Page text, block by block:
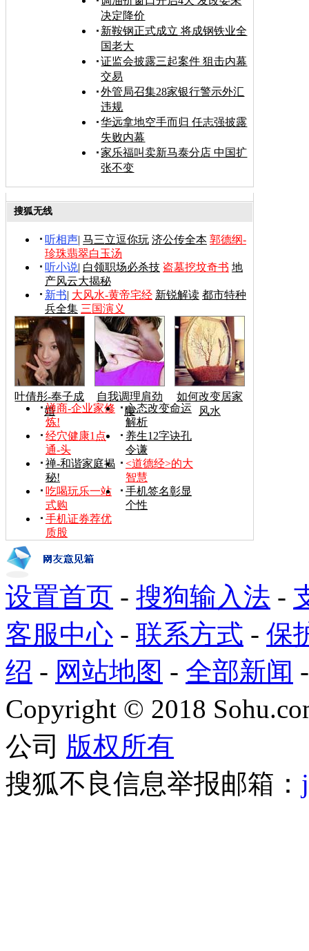
决定降价
新鞍钢正式成立 将成钢铁业全
国老大
证监会披露三起案件 狙击内幕
交易
外管局召集28家银行警示外汇
违规
华远拿地空手而归 任志强披露
失败内幕
家乐福叫卖新马泰分店 中国扩
张不变
搜狐无线
听相声| 马三立逗你玩 济公传全本 郭德纲-
珍珠翡翠白玉汤
听小说| 白领职场必杀技 盗墓挖坟奇书 地
产风云大揭秘
新书| 大风水-黄帝宅经 新锐解读 都市特种
兵全集 三国演义
叶倩彤-奉子成
婚
自我调理肩劲
腰
如何改变居家
风水
禅商-企业家修
炼!
心态改变命运
解析
经穴健康1点
通-头
养生12字诀孔
令谦
禅-和谐家庭揭
秘!
<道德经>的大
智慧
吃喝玩乐一站
式购
手机签名彰显
个性
手机证券荐优
质股
设置首页 - 搜狗输入法 -
客服中心 - 联系方式 - 保
绍 - 网站地图 - 全部新闻
Copyright © 2018
公司 版权所有
搜狐不良信息举报邮箱：